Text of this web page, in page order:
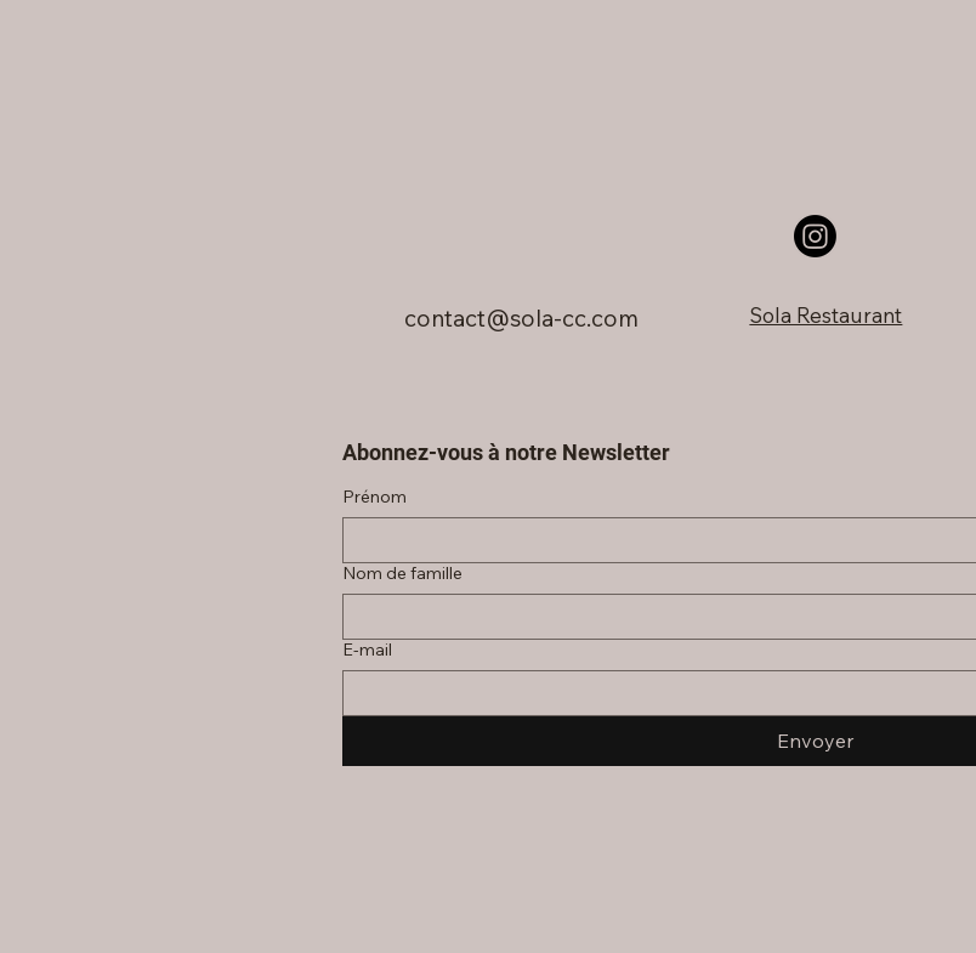
Abonnez-vous à notre Newsletter
Prénom
Nom de famille
E‑mail
Envoyer
contact@sola-cc.com Sola Restaurant